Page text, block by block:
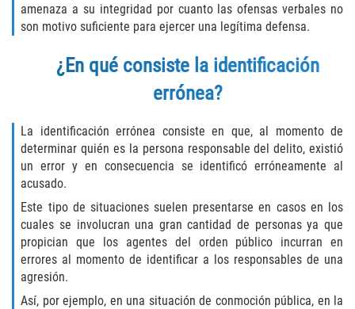
Child Endangerment
Criminal Threat
Elder Abuse
Violation of Restraining Order
Diversion Program
Driving Crimes
amenaza a su integridad por cuanto las ofensas verbales no
son motivo suficiente para ejercer una legítima defensa.
¿En qué consiste la identificación
errónea?
La identificación errónea consiste en que, al momento de
determinar quién es la persona responsable del delito, existió
un error y en consecuencia se identificó erróneamente al
acusado.
Este tipo de situaciones suelen presentarse en casos en los
cuales se involucran una gran cantidad de personas ya que
propician que los agentes del orden público incurran en
errores al momento de identificar a los responsables de una
agresión.
Así, por ejemplo, en una situación de conmoción pública, en la